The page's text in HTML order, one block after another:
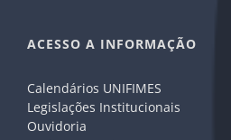
ACESSO A INFORMAÇÃO
Calendários UNIFIMES
Legislações Institucionais
Ouvidoria